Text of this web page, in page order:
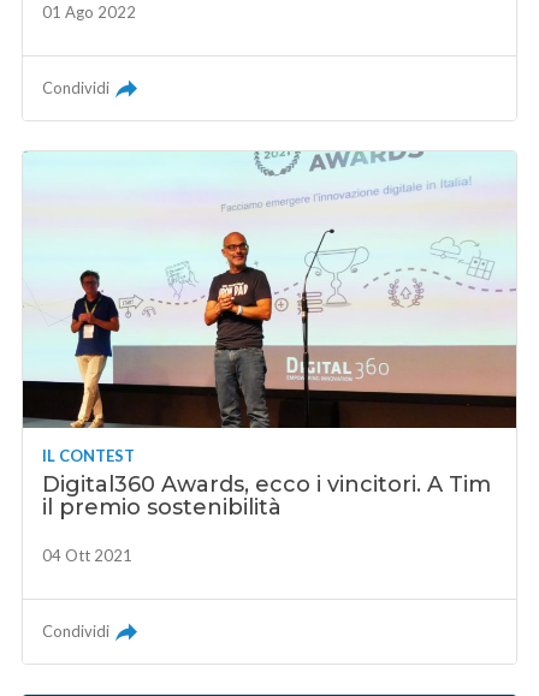
01 Ago 2022
Condividi
IL CONTEST
Digital360 Awards, ecco i vincitori. A Tim
il premio sostenibilità
04 Ott 2021
Condividi